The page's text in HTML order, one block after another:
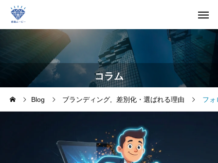
コラム
Blog ブランディング 差別化・選ばれる理由 フォ